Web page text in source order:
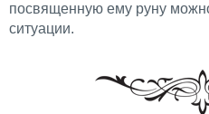
посвященную ему руну
ситуации.